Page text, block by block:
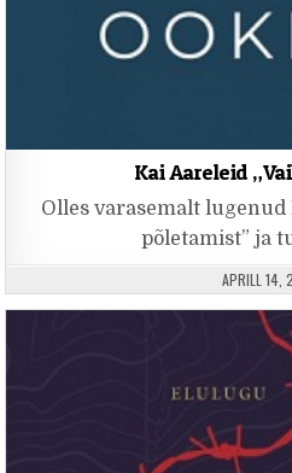
Kai Aareleid
Olles varasemalt lugenud
põletamist” ja
PUBLISHED
APRILL 14,